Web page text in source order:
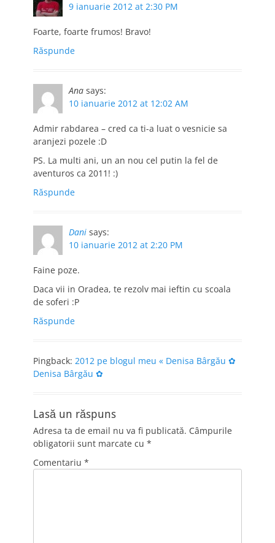
9 ianuarie 2012 at 2:30 PM
Foarte, foarte frumos! Bravo!
Răspunde
Ana says:
10 ianuarie 2012 at 12:02 AM
Admir rabdarea – cred ca ti-a luat o vesnicie sa
aranjezi pozele :D
PS. La multi ani, un an nou cel putin la fel de
aventuros ca 2011! :)
Răspunde
Dani says:
10 ianuarie 2012 at 2:20 PM
Faine poze.
Daca vii in Oradea, te rezolv mai ieftin cu scoala
de soferi :P
Răspunde
Pingback: 2012 pe blogul meu « Denisa Bârgău ✿
Denisa Bârgău ✿
Lasă un răspuns
Adresa ta de email nu va fi publicată. Câmpurile
obligatorii sunt marcate cu *
Comentariu *